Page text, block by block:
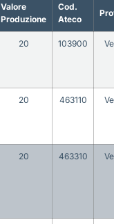
Valore
Produzione
Cod.
Ateco
20 103900
20 463110
20 463310